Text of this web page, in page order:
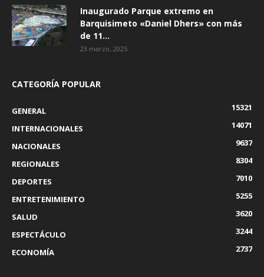
Inaugurado Parque extremo en
Barquisimeto «Daniel Dhers» con más
de 11...
23 marzo, 2025
CATEGORÍA POPULAR
GENERAL
15321
INTERNACIONALES
14071
NACIONALES
9637
REGIONALES
8304
DEPORTES
7010
ENTRETENIMIENTO
5255
SALUD
3620
ESPECTÁCULO
3244
ECONOMÍA
2737